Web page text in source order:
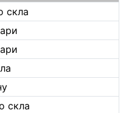
скла
скла